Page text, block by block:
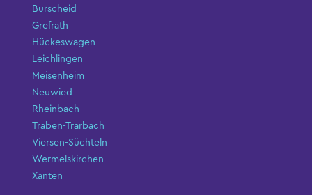
Burscheid
Grefrath
Hückeswagen
Leichlingen
Meisenheim
Neuwied
Rheinbach
Traben-Trarbach
Viersen-Süchteln
Wermelskirchen
Xanten